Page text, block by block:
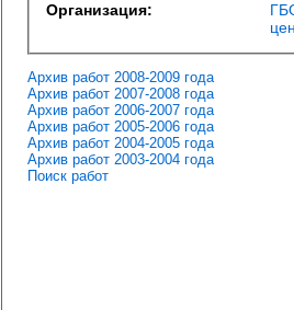
Организация:
Архив работ 2008-2009 года
Архив работ 2007-2008 года
Архив работ 2006-2007 года
Архив работ 2005-2006 года
Архив работ 2004-2005 года
Архив работ 2003-2004 года
Поиск работ